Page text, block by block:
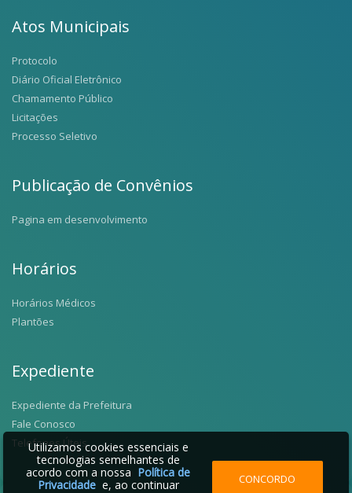
Atos Municipais
Protocolo
Diário Oficial Eletrônico
Chamamento Público
Licitações
Processo Seletivo
Publicação de Convênios
Pagina em desenvolvimento
Horários
Horários Médicos
Plantões
Expediente
Expediente da Prefeitura
Fale Conosco
Telefones Úteis
Utilizamos cookies essenciais e
tecnologias semelhantes de
acordo com a nossa Política de
Privacidadee, ao continuar
CONCORDO